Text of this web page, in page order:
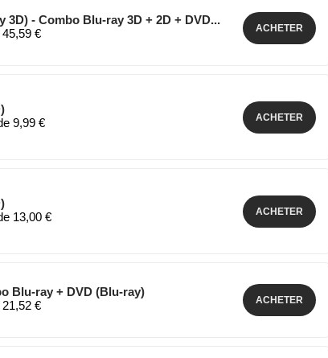
3D) - Combo Blu-ray 3D + 2D + DVD...
€
ACHETER
9,99 €
ACHETER
13,00 €
ACHETER
Blu-ray + DVD (Blu-ray)
€
ACHETER